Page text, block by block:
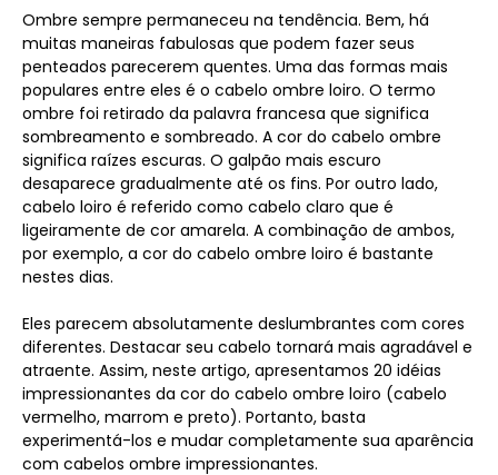
Ombre sempre permaneceu na tendência. Bem, há
muitas maneiras fabulosas que podem fazer seus
penteados parecerem quentes. Uma das formas mais
populares entre eles é o cabelo ombre loiro. O termo
ombre foi retirado da palavra francesa que significa
sombreamento e sombreado. A cor do cabelo ombre
significa raízes escuras. O galpão mais escuro
desaparece gradualmente até os fins. Por outro lado,
cabelo loiro é referido como cabelo claro que é
ligeiramente de cor amarela. A combinação de ambos,
por exemplo, a cor do cabelo ombre loiro é bastante
nestes dias.
Eles parecem absolutamente deslumbrantes com cores
diferentes. Destacar seu cabelo tornará mais agradável e
atraente. Assim, neste artigo, apresentamos 20 idéias
impressionantes da cor do cabelo ombre loiro (cabelo
vermelho, marrom e preto). Portanto, basta
experimentá-los e mudar completamente sua aparência
com cabelos ombre impressionantes.